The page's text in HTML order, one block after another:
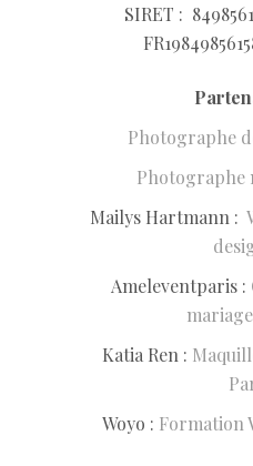
SIRET :
Photographe
Photographe
Mailys Hartmann :
Ameleventparis :
Katia Ren :
Woyo : Formation